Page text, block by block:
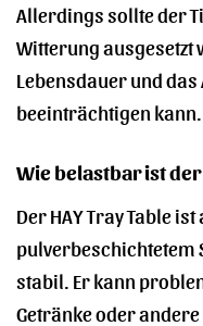
Allerdings sollte der
Witterung ausgesetzt
Lebensdauer und
beeinträchtigen kann.
Wie belastbar ist der
Der HAY Tray Table
pulverbeschichtetem
stabil. Er kann
Getränke oder